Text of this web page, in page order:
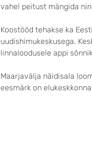
vahel peitust mängida
Koostööd tehakse ka
uudishimukeskusega.
linnaloodusele appi
Maarjavälja näidisala
eesmärk on